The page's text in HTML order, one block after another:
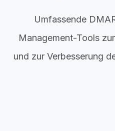
Umfassende
Management-Tools
und zur Verbesserung